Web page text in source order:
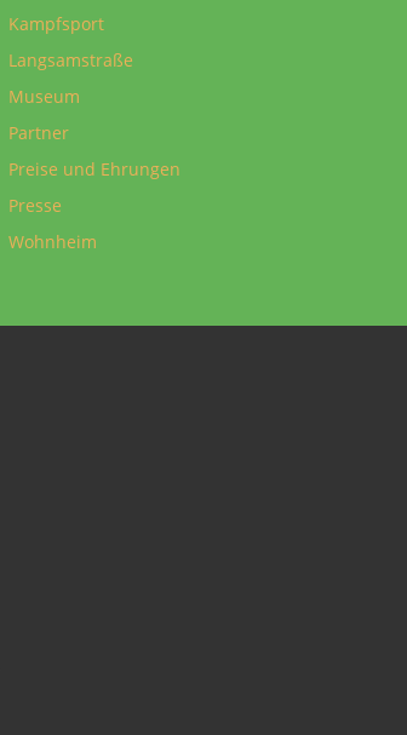
Kampfsport
Langsamstraße
Museum
Partner
Preise und Ehrungen
Presse
Wohnheim